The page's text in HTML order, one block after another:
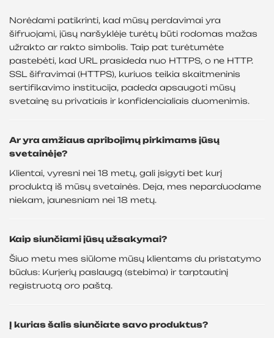
Norėdami patikrinti, kad mūsų perdavimai yra
šifruojami, jūsų naršyklėje turėtų būti rodomas mažas
užrakto ar rakto simbolis. Taip pat turėtumėte
pastebėti, kad URL prasideda nuo HTTPS, o ne HTTP.
SSL šifravimai (HTTPS), kuriuos teikia skaitmeninis
sertifikavimo institucija, padeda apsaugoti mūsų
svetainę su privatiais ir konfidencialiais duomenimis.
Ar yra amžiaus apribojimų pirkimams jūsų
svetainėje?
Klientai, vyresni nei 18 metų, gali įsigyti bet kurį
produktą iš mūsų svetainės. Deja, mes neparduodame
niekam, jaunesniam nei 18 metų.
Kaip siunčiami jūsų užsakymai?
Šiuo metu mes siūlome mūsų klientams du pristatymo
būdus: Kurjerių paslaugą (stebima) ir tarptautinį
registruotą oro paštą.
Į kurias šalis siunčiate savo produktus?